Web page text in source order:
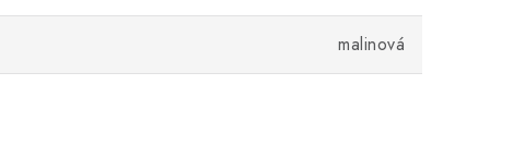
malinová